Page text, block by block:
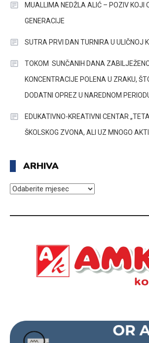
MUALLIMA NEDŽLA ALIĆ – POZIV KOJI
GENERACIJE
SUTRA PRVI DAN TURNIRA U ULIČNOJ
TOKOM SUNČANIH DANA
KONCENTRACIJE POLENA U ZRAKU,
DODATNI OPREZ U NAREDNOM
EDUKATIVNO-KREATIVNI CENTAR
ŠKOLSKOG ZVONA, ALI UZ MNOGO
ARHIVA
ARHIVA